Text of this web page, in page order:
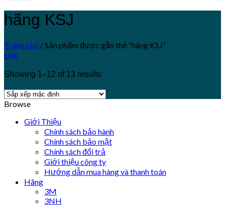
hãng KSJ
Trang chủ /Sản phẩm được gắn thẻ “hãng KSJ”
Lọc
Showing 1–12 of 13 results
Browse
Giới Thiệu
Chính sách bảo hành
Chính sách bảo mật
Chính sách đổi trả
Giới thiệu công ty
Hướng dẫn mua hàng và thanh toán
Hãng
3M
3NH